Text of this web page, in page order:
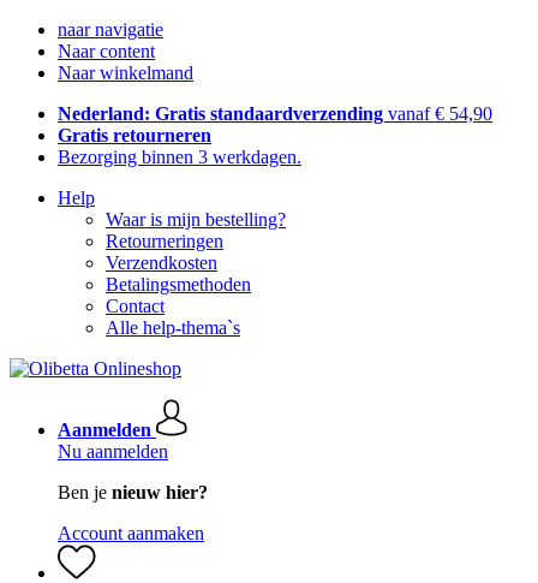
naar navigatie
Naar content
Naar winkelmand
Nederland: Gratis standaardverzending vanaf € 54,90
Gratis retourneren
Bezorging binnen 3 werkdagen.
Help
Waar is mijn bestelling?
Retourneringen
Verzendkosten
Betalingsmethoden
Contact
Alle help-thema`s
Aanmelden
Nu aanmelden
Ben je nieuw hier?
Account aanmaken